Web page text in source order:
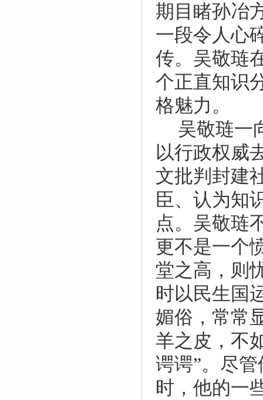
期目睹孙冶
一段令人心
传。吴敬琏
个正直知识
格魅力。
吴敬琏一
以行政权威
文批判封建
臣、认为知
点。吴敬琏
更不是一个
堂之高，则
时以民生国
媚俗，常常
羊之皮，不
谔谔”。尽
时，他的一